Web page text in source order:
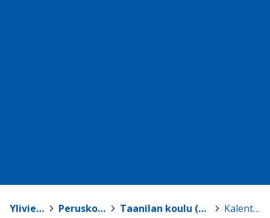
Ylivieska > Peruskoulut > Taanilan koulu (0.-9. lk) > Kalenteri